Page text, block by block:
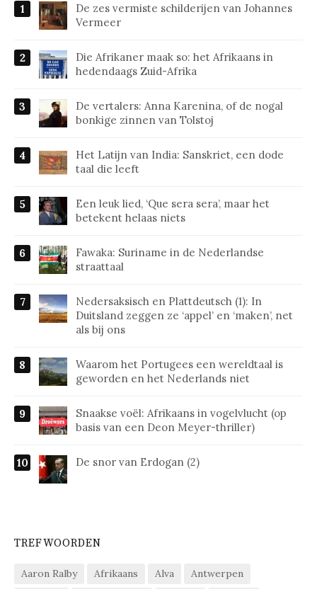
De zes vermiste schilderijen van Johannes
Vermeer
Die Afrikaner maak so: het Afrikaans in
hedendaags Zuid-Afrika
De vertalers: Anna Karenina, of de nogal
bonkige zinnen van Tolstoj
Het Latijn van India: Sanskriet, een dode
taal die leeft
Een leuk lied, ‘Que sera sera’, maar het
betekent helaas niets
Fawaka: Suriname in de Nederlandse
straattaal
Nedersaksisch en Plattdeutsch (1): In
Duitsland zeggen ze ‘appel’ en ‘maken’, net
als bij ons
Waarom het Portugees een wereldtaal is
geworden en het Nederlands niet
Snaakse voël: Afrikaans in vogelvlucht (op
basis van een Deon Meyer-thriller)
De snor van Erdogan (2)
TREFWOORDEN
Aaron Ralby Afrikaans Alva
Antwerpen